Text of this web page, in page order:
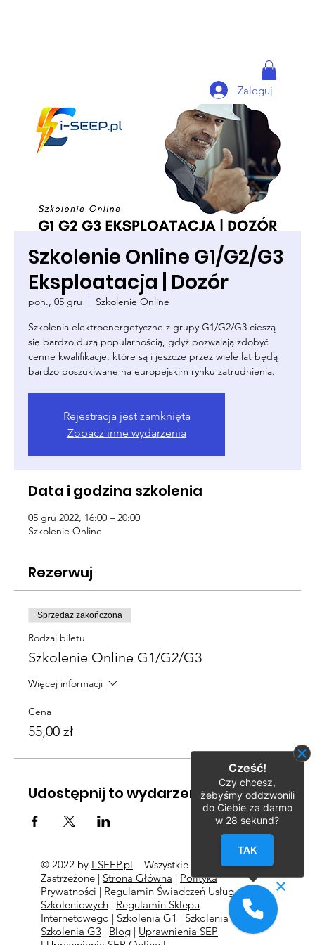
Zaloguj
Szkolenie Online G1/G2/G3
Eksploatacja | Dozór
pon., 05 gru
  |
Szkolenie Online
Szkolenia elektroenergetyczne z grupy G1/G2/G3 cieszą
się bardzo dużą popularnością, gdyż pozwalają zdobyć
cenne kwalifikacje, które są i jeszcze przez wiele lat będą
bardzo poszukiwane na europejskim rynku zatrudnienia.
Rejestracja jest zamknięta
Zobacz inne wydarzenia
Data i godzina szkolenia
05 gru 2022, 16:00 – 20:00
Szkolenie Online
Rezerwuj
Sprzedaż zakończona
Rodzaj biletu
Szkolenie Online G1/G2/G3
Więcej informacji
Cena
55,00 zł
Udostępnij to wydarzenie
© 2022 by I-SEEP.pl
Wszystkie Prawa
Zastrzeżone | Strona Główna | Polityka
Prywatności | Regulamin Świadczeń Usług
Szkoleniowych| Regulamin Sklepu
Internetowego | Szkolenia G1 | Szkolenia G2
l
Szkolenia G3 | Blog| Uprawnienia SEP
Cześć!
Czy chcesz,
żebyśmy oddzwonili
do Ciebie za darmo
w 28 sekund?
TAK